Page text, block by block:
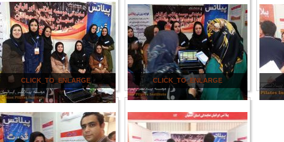
CLICK_TO_ENLARGE CLICK_TO_ENLARGE